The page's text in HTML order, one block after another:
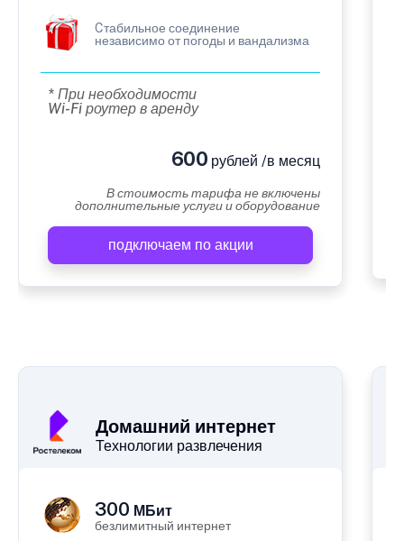
Cтабильное соединение
независимо от погоды и вандализма
* При необходимости
Wi-Fi роутер в аренду
600 рублей /в месяц
В стоимость тарифа не включены
дополнительные услуги и оборудование
подключаем по акции
Домашний интернет
Технологии развлечения
300 МБит
безлимитный интернет